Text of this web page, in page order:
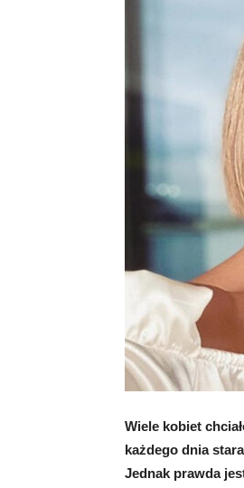
Wiele kobiet
każdego dnia
Jednak prawda